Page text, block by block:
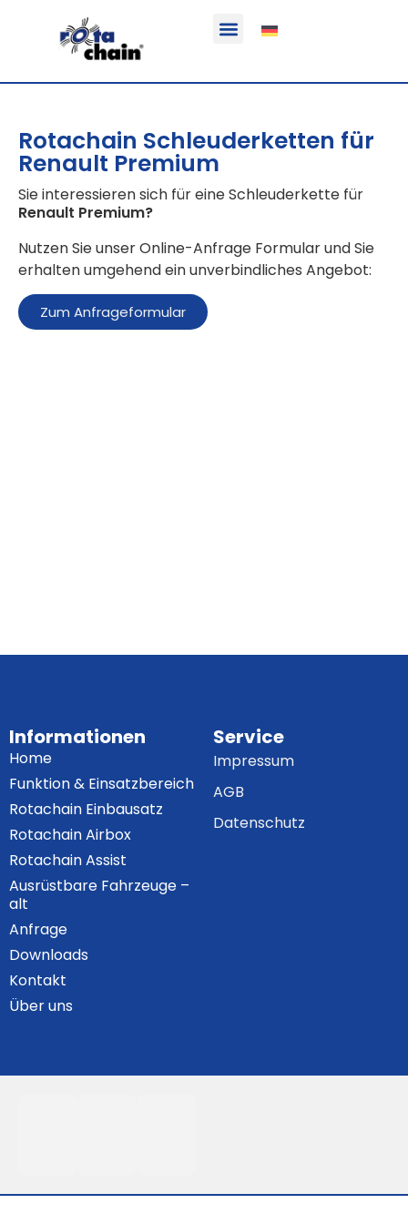
Rotachain Schleuderketten für
Renault Premium
Sie interessieren sich für eine Schleuderkette für
Renault Premium?
Nutzen Sie unser Online-Anfrage Formular und Sie
erhalten umgehend ein unverbindliches Angebot:
Zum Anfrageformular
Informationen
Home
Funktion & Einsatzbereich
Rotachain Einbausatz
Rotachain Airbox
Rotachain Assist
Ausrüstbare Fahrzeuge –
alt
Anfrage
Downloads
Kontakt
Über uns
Service
Impressum
AGB
Datenschutz